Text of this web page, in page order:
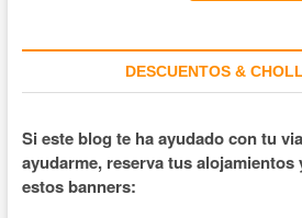
DESCUENTOS &
Si este blog te ha ayudado con tu
ayudarme, reserva tus alojamientos
estos banners: